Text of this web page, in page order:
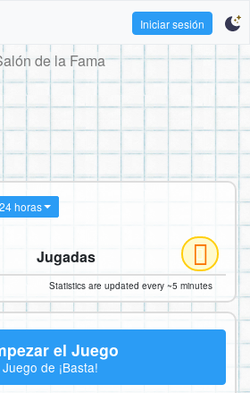
Iniciar sesión
de la Fama
horas
Jugadas
Statistics are updated every ~5 minutes
el Juego
Juego de ¡Basta!